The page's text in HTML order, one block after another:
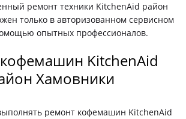
ремонт техники KitchenAid район
только в авторизованном сервисном
опытных профессионалов.
KitchenAid
Хамовники
ремонт кофемашин KitchenAid